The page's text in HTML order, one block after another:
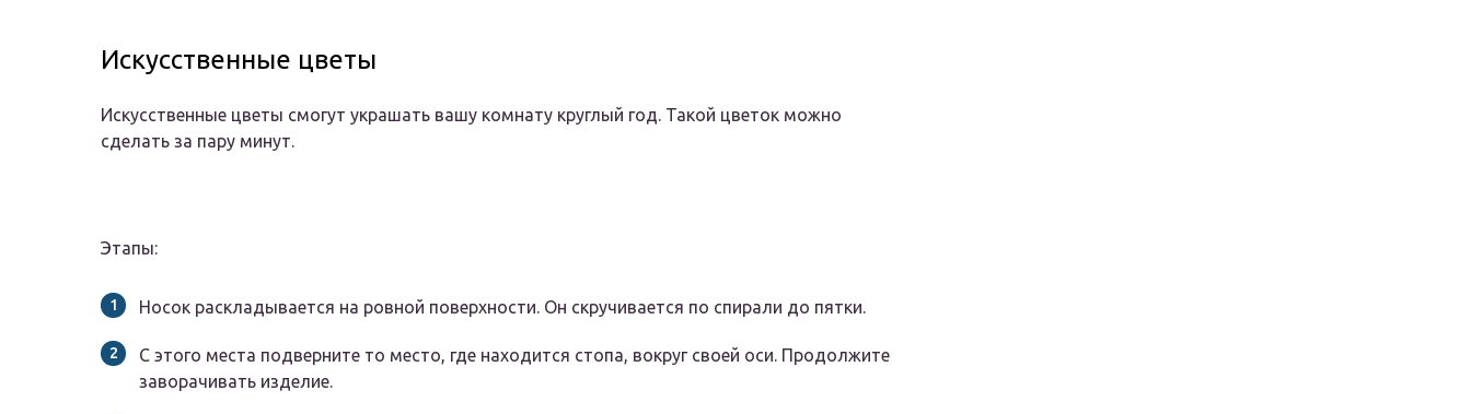
Искусственные цветы
Искусственные цветы смогут украшать вашу комнату круглый год. Такой цветок можно
сделать за пару минут.
Этапы:
Носок раскладывается на ровной поверхности. Он скручивается по спирали до пятки.
С этого места подверните то место, где находится стопа, вокруг своей оси. Продолжите
заворачивать изделие.